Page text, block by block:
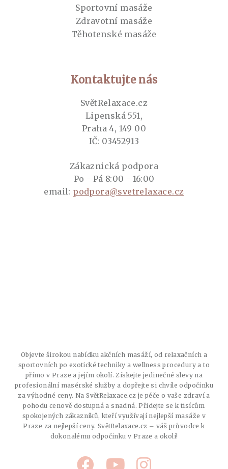
Sportovní masáže
Zdravotní masáže
Těhotenské masáže
Kontaktujte nás
SvětRelaxace.cz
Lipenská 551,
Praha 4, 149 00
IČ: 03452913
Zákaznická podpora
Po - Pá 8:00 - 16:00
email: podpora@svetrelaxace.cz
Objevte širokou nabídku akčních masáží, od relaxačních a
sportovních po exotické techniky a wellness procedury a to
přímo v Praze a jejím okolí. Získejte jedinečné slevy na
profesionální masérské služby a dopřejte si chvíle odpočinku
za výhodné ceny. Na SvětRelaxace.cz je péče o vaše zdraví a
pohodu cenově dostupná a snadná. Přidejte se k tisícům
spokojených zákazníků, kteří využívají nejlepší masáže v
Praze za nejlepší ceny. SvětRelaxace.cz – váš průvodce k
dokonalému odpočinku v Praze a okolí!